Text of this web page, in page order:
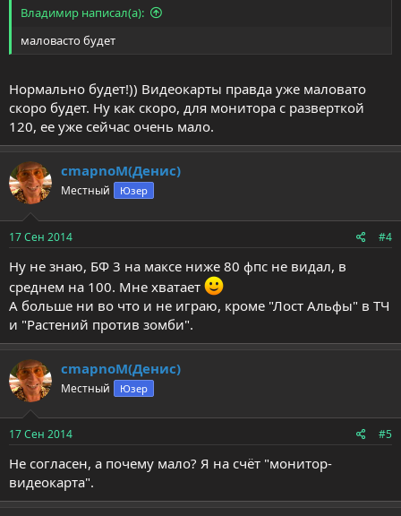
Владимир написал(а):
маловасто будет
Нормально будет!)) Видеокарты правда уже маловато
скоро будет. Ну как скоро, для монитора с разверткой
120, ее уже сейчас очень мало.
cmapnoM(Денис)
Местный Юзер
17 Сен 2014 #4
Ну не знаю, БФ 3 на максе ниже 80 фпс не видал, в
среднем на 100. Мне хватает
А больше ни во что и не играю, кроме "Лост Альфы" в ТЧ
и "Растений против зомби".
cmapnoM(Денис)
Местный Юзер
17 Сен 2014 #5
Не согласен, а почему мало? Я на счёт "монитор-
видеокарта".